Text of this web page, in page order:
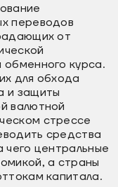
переводов
от
обменного курса.
для обхода
и защиты
валютной
стрессе
средства
чего центральные
а страны
капитала.